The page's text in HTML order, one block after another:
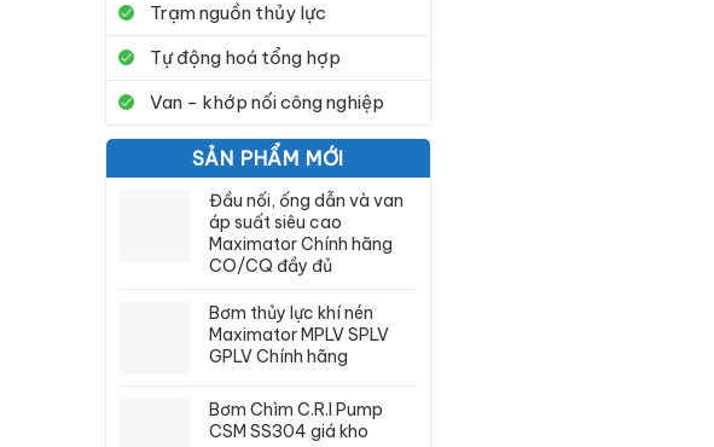
Trạm nguồn thủy lực
Tự động hoá tổng hợp
Van - khớp nối công nghiệp
SẢN PHẨM MỚI
Đầu nối, ống dẫn và van
áp suất siêu cao
Maximator Chính hãng
CO/CQ đầy đủ
Bơm thủy lực khí nén
Maximator MPLV SPLV
GPLV Chính hãng
Bơm Chìm C.R.I Pump
CSM SS304 giá kho